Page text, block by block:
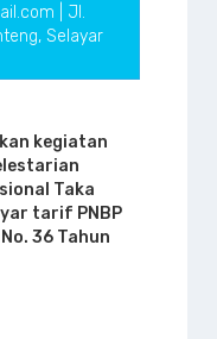
| Jl.
Selayar
kegiatan
Taka
tarif PNBP
36 Tahun